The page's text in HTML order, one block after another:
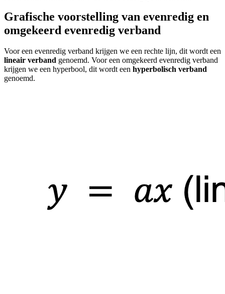
Grafische voorstelling van evenredig en
omgekeerd evenredig verband
Voor een evenredig verband krijgen we een rechte lijn, dit wordt een
lineair verband genoemd. Voor een omgekeerd evenredig verband
krijgen we een hyperbool, dit wordt een hyperbolisch verband
genoemd.